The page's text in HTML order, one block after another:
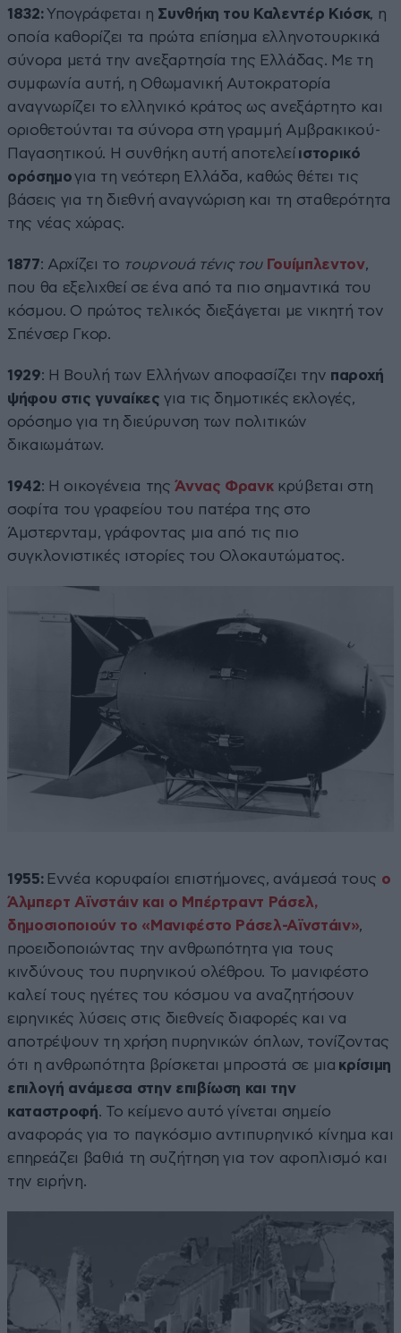
1832:Υπογράφεται η Συνθήκη του Καλεντέρ Κιόσκ, η
οποία καθορίζει τα πρώτα επίσημα ελληνοτουρκικά
σύνορα μετά την ανεξαρτησία της Ελλάδας. Με τη
συμφωνία αυτή, η Οθωμανική Αυτοκρατορία
αναγνωρίζει το ελληνικό κράτος ως ανεξάρτητο και
οριοθετούνται τα σύνορα στη γραμμή Αμβρακικού-
Παγασητικού. Η συνθήκη αυτή αποτελεί ιστορικό
ορόσημογια τη νεότερη Ελλάδα, καθώς θέτει τις
βάσεις για τη διεθνή αναγνώριση και τη σταθερότητα
της νέας χώρας.
1877: Αρχίζει το τουρνουά τένις του Γουίμπλεντον,
που θα εξελιχθεί σε ένα από τα πιο σημαντικά του
κόσμου. Ο πρώτος τελικός διεξάγεται με νικητή τον
Σπένσερ Γκορ.
1929: Η Βουλή των Ελλήνων αποφασίζει την παροχή
ψήφου στις γυναίκες για τις δημοτικές εκλογές,
ορόσημο για τη διεύρυνση των πολιτικών
δικαιωμάτων.
1942: Η οικογένεια τηςΆννας Φρανκκρύβεται στη
σοφίτα του γραφείου του πατέρα της στο
Άμστερνταμ, γράφοντας μια από τις πιο
συγκλονιστικές ιστορίες του Ολοκαυτώματος.
1955: Εννέα κορυφαίοι επιστήμονες, ανάμεσά τους ο
Άλμπερτ Αϊνστάιν και ο Μπέρτραντ Ράσελ,
δημοσιοποιούν το «Μανιφέστο Ράσελ-Αϊνστάιν»,
προειδοποιώντας την ανθρωπότητα για τους
κινδύνους του πυρηνικού ολέθρου. Το μανιφέστο
καλεί τους ηγέτες του κόσμου να αναζητήσουν
ειρηνικές λύσεις στις διεθνείς διαφορές και να
αποτρέψουν τη χρήση πυρηνικών όπλων, τονίζοντας
ότι η ανθρωπότητα βρίσκεται μπροστά σε μια κρίσιμη
επιλογή ανάμεσα στην επιβίωση και την
καταστροφή. Το κείμενο αυτό γίνεται σημείο
αναφοράς για το παγκόσμιο αντιπυρηνικό κίνημα και
επηρεάζει βαθιά τη συζήτηση για τον αφοπλισμό και
την ειρήνη.